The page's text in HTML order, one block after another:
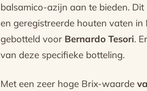
balsamico-azijn aan te bieden.
en geregistreerde houten vaten
gebotteld voor Bernardo Tesori.
van deze specifieke botteling.
Met een zeer hoge Brix-waarde